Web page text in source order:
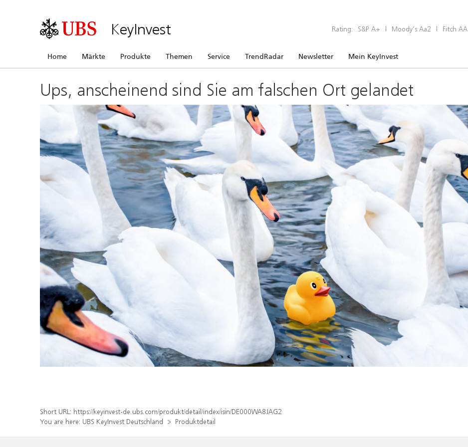
KeyInvest Rating: S&P A+ | Moody’s Aa2 | Fitch AA
Home Märkte Produkte Themen Service TrendRadar Newsletter Mein KeyInvest
Ups, anscheinend sind Sie am falschen Ort gelandet
Short URL: https://keyinvest-de.ubs.com/produkt/detail/index/isin/DE000WA8JAG2
You are here: UBS KeyInvest Deutschland Produktdetail